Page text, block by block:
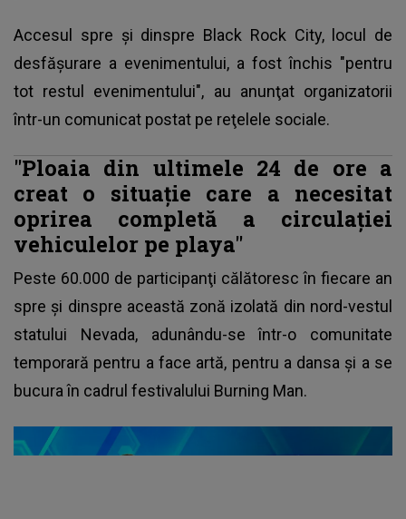
Accesul spre şi dinspre Black Rock City, locul de
desfăşurare a evenimentului, a fost închis "pentru
tot restul evenimentului", au anunţat organizatorii
într-un comunicat postat pe reţelele sociale.
"Ploaia din ultimele 24 de ore a
creat o situaţie care a necesitat
oprirea completă a circulaţiei
vehiculelor pe playa"
Peste 60.000 de participanţi călătoresc în fiecare an
spre şi dinspre această zonă izolată din nord-vestul
statului Nevada, adunându-se într-o comunitate
temporară pentru a face artă, pentru a dansa şi a se
bucura în cadrul festivalului Burning Man.